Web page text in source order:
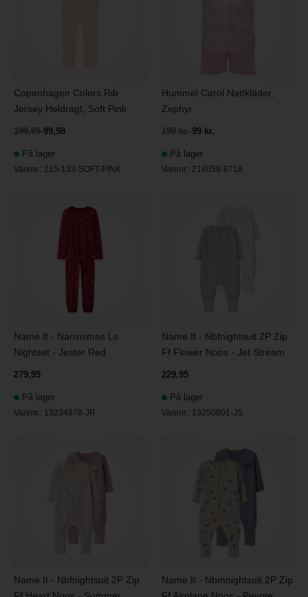
Copenhagen Colors Rib
Jersey Heldragt, Soft Pink
199,9599,98
På lager
Varenr.: 215-133-SOFT-PINK
Hummel Carol Nattkläder,
Zephyr
199 kr.99 kr.
På lager
Varenr.: 218059-8718
Name It - Nanvismas Ls
Nightset - Jester Red
279,95
På lager
Varenr.: 13234978-JR
Name It - Nbfnightsuit 2P Zip
Ff Flower Noos - Jet Stream
229,95
På lager
Varenr.: 13250801-JS
Name It - Nbfnightsuit 2P Zip
Name It - Nbmnightsuit 2P Zip